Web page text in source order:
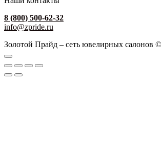
8 (800) 500-62-32
info@zpride.ru
Золотой Прайд – сеть ювелирных салонов